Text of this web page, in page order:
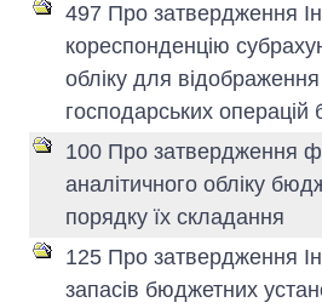
497 Про затвердження
кореспонденцію
обліку для
господарських
100 Про затвердження
аналітичного обліку
порядку їх складання
125 Про затвердження
запасів бюджетних